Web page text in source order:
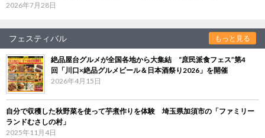
2026年7月28日
フェスティバル もっと見る
絶品屋台グルメが全国各地から大集結 “庶民派食フェス”第4
回「川口×絶品グルメビール＆日本酒祭り2026」を開催
2026年4月15日
自分で収穫した秋野菜を使って芋煮作りを体験 埼玉県加須市の「ファミリー
ランドむさしの村」
2025年11月4日